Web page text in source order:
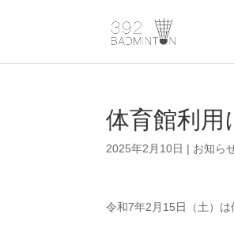
体育館利用
2025年2月10日 | お知ら
令和7年2月15日（土）は